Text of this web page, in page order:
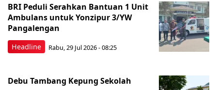
Headline
BRI Peduli Serahkan Bantuan 1 Unit
Ambulans untuk Yonzipur 3/YW
Pangalengan
Rabu, 29 Jul 2026 - 08:25
Debu Tambang Kepung Sekolah